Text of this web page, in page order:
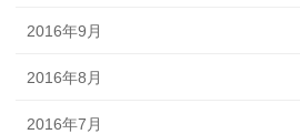
2016年9月
2016年8月
2016年7月